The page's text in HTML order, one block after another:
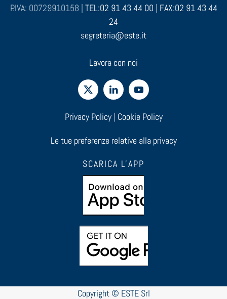
P.IVA: 00729910158 | TEL:02 91 43 44 00 | FAX:02 91 43 44
24
segreteria@este.it
Lavora con noi
Privacy Policy| Cookie Policy
Le tue preferenze relative alla privacy
SCARICA L'APP
Copyright © ESTE Srl